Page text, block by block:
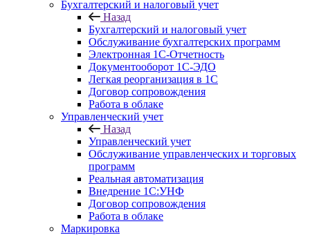
Бухгалтерский и налоговый учет
Назад
Бухгалтерский и налоговый учет
Обслуживание бухгалтерских программ
Электронная 1С-Отчетность
Документооборот 1С-ЭДО
Легкая реорганизация в 1С
Договор сопровождения
Работа в облаке
Управленческий учет
Назад
Управленческий учет
Обслуживание управленческих и торговых
программ
Реальная автоматизация
Внедрение 1С:УНФ
Договор сопровождения
Работа в облаке
Маркировка